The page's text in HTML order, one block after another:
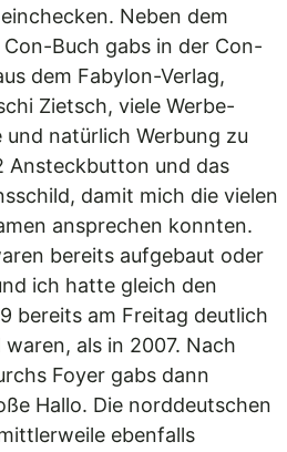
Neben dem
Buch gabs in der Con-
dem Fabylon-Verlag,
Zietsch, viele Werbe-
und natürlich Werbung zu
Ansteckbutton und das
damit mich die vielen
ansprechen konnten.
bereits aufgebaut oder
ich hatte gleich den
bereits am Freitag deutlich
als in 2007. Nach
Foyer gabs dann
Hallo. Die norddeutschen
ebenfalls